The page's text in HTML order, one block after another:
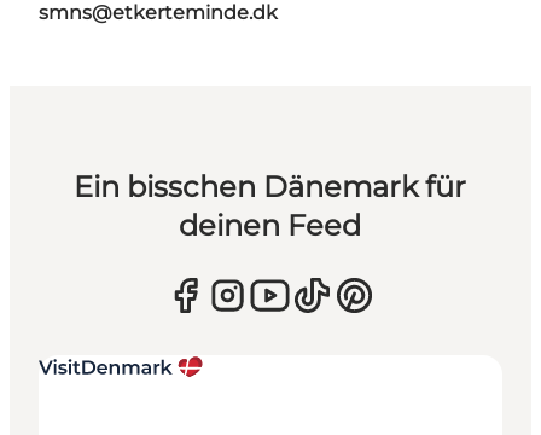
smns@etkerteminde.dk
Ein bisschen Dänemark für
deinen Feed